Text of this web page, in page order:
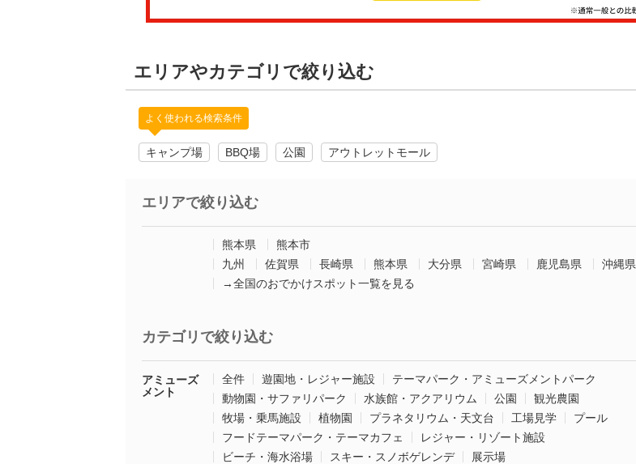
エリアやカテゴリで絞り込む
よく使われる検索条件
キャンプ場 BBQ場 公園 アウトレットモール
エリアで絞り込む
熊本県
熊本市
九州
佐賀県 長崎県 熊本県 大分県 宮崎県 鹿児島県
沖縄県
→全国のおでかけスポット一覧を見る
カテゴリで絞り込む
アミューズ
メント
全件 遊園地・レジャー施設
テーマパーク・アミューズメントパーク
動物園・サファリパーク
水族館・アクアリウム 公園
観光農園
牧場・乗馬施設
植物園 プラネタリウム・天文台 工場見学
プール
フードテーマパーク・テーマカフェ
レジャー・リゾート施設
ビーチ・海水浴場
スキー・スノボゲレンデ
展示場